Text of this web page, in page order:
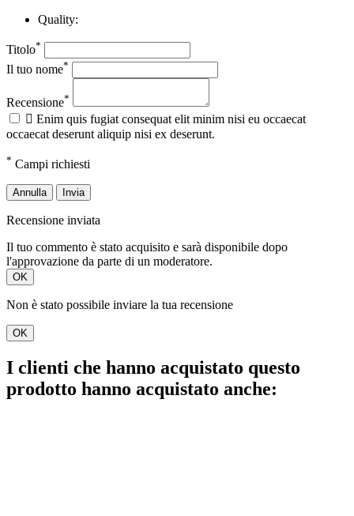
Quality:
Titolo*
Il tuo nome*
Recensione*
 Enim quis fugiat consequat elit minim nisi eu occaecat
occaecat deserunt aliquip nisi ex deserunt.
* Campi richiesti
Annulla Invia
Recensione inviata
Il tuo commento è stato acquisito e sarà disponibile dopo
l'approvazione da parte di un moderatore.
OK
Non è stato possibile inviare la tua recensione
OK
I clienti che hanno acquistato questo
prodotto hanno acquistato anche: